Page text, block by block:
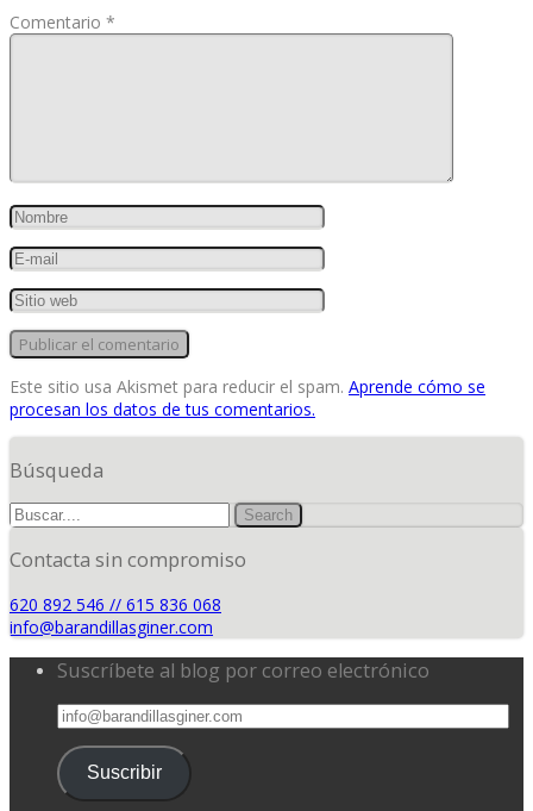
Comentario *
Este sitio usa Akismet para reducir el spam. Aprende cómo se
procesan los datos de tus comentarios.
Búsqueda
Contacta sin compromiso
620 892 546 // 615 836 068
info@barandillasginer.com
Suscríbete al blog por correo electrónico
info@barandillasginer.com
Suscribir